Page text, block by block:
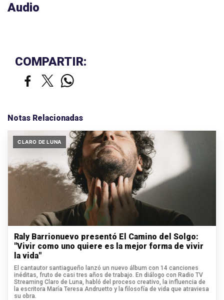
Audio
COMPARTIR:
Notas Relacionadas
CLARO DE LUNA
Raly Barrionuevo presentó El Camino del Solgo:
"Vivir como uno quiere es la mejor forma de vivir
la vida"
El cantautor santiagueño lanzó un nuevo álbum con 14 canciones
inéditas, fruto de casi tres años de trabajo. En diálogo con Radio TV
Streaming Claro de Luna, habló del proceso creativo, la influencia de
la escritora María Teresa Andruetto y la filosofía de vida que atraviesa
su obra.